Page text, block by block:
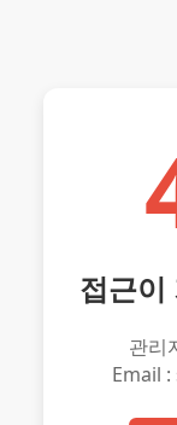
접근이
관리
Email